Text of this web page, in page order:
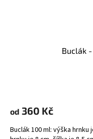
Buclák
od 360 Kč
Buclák 100 ml: výška hrnku